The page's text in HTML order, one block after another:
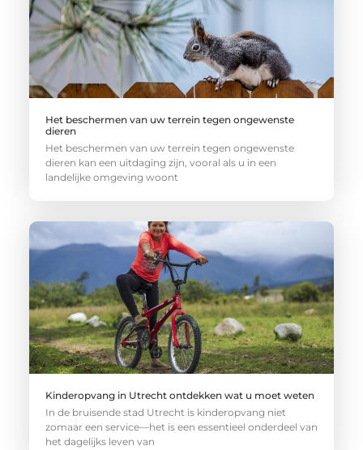
Het beschermen van uw terrein tegen ongewenste
dieren
Het beschermen van uw terrein tegen ongewenste
dieren kan een uitdaging zijn, vooral als u in een
landelijke omgeving woont
Kinderopvang in Utrecht ontdekken wat u moet weten
In de bruisende stad Utrecht is kinderopvang niet
zomaar een service—het is een essentieel onderdeel van
het dagelijks leven van